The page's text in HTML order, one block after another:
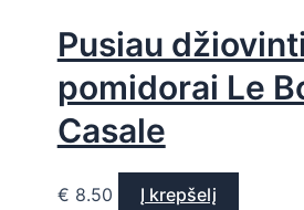
Pusiau
pomidorai Le
Casale
€ 8.50 Į krepšelį